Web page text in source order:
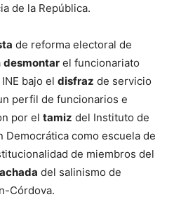
de la República.
de reforma electoral de
desmontar el funcionariato
bajo el disfraz de servicio
perfil de funcionarios e
por el tamiz del Instituto de
Democrática como escuela de
de miembros del
del salinismo de
Córdova.